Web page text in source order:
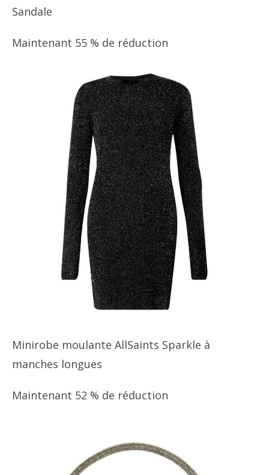
Sandale
Maintenant 55 % de réduction
Minirobe moulante AllSaints Sparkle à
manches longues
Maintenant 52 % de réduction